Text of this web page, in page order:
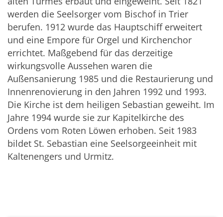
werden die Seelsorger vom Bischof in Trier
berufen. 1912 wurde das Hauptschiff erweitert
und eine Empore für Orgel und Kirchenchor
errichtet. Maßgebend für das derzeitige
wirkungsvolle Aussehen waren die
Außensanierung 1985 und die Restaurierung und
Innenrenovierung in den Jahren 1992 und 1993.
Die Kirche ist dem heiligen Sebastian geweiht. Im
Jahre 1994 wurde sie zur Kapitelkirche des
Ordens vom Roten Löwen erhoben. Seit 1983
bildet St. Sebastian eine Seelsorgeeinheit mit
Kaltenengers und Urmitz.